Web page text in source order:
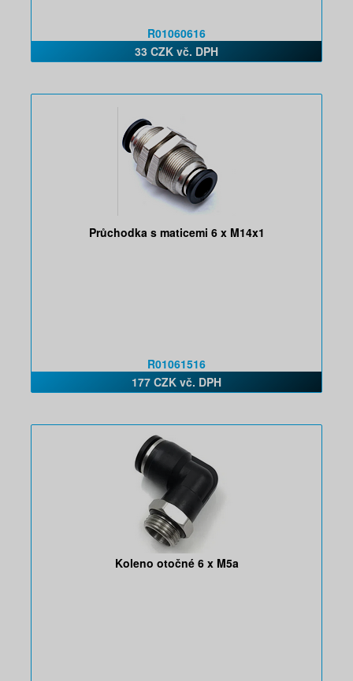
R01060616
33 CZK vč. DPH
Průchodka s maticemi 6 x M14x1
R01061516
177 CZK vč. DPH
Koleno otočné 6 x M5a